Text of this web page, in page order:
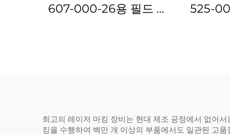
607-000-26용 필드 렌
525-
최고의 레이저 마킹 장비는 현대 제조 공정에서 없어
킹을 수행하여 백만 개 이상의 부품에서도 일관된 고